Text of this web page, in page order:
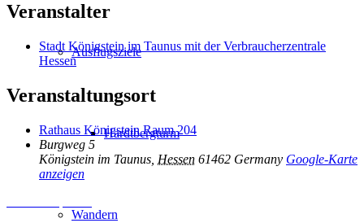
Ausflugsziele
Hardtbergturm
Wandern
Veranstalter
Stadt Königstein im Taunus mit der Verbraucherzentrale
Hessen
Veranstaltungsort
Rathaus Königstein Raum 204
Burgweg 5
Königstein im Taunus Hessen 61462 Germany Google-Karte
anzeigen